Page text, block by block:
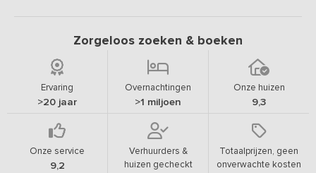
Zorgeloos zoeken & boeken
Ervaring
>20 jaar
Overnachtingen
>1 miljoen
Onze huizen
9,3
Onze service
9,2
Verhuurders &
huizen gecheckt
Totaalprijzen, geen
onverwachte kosten